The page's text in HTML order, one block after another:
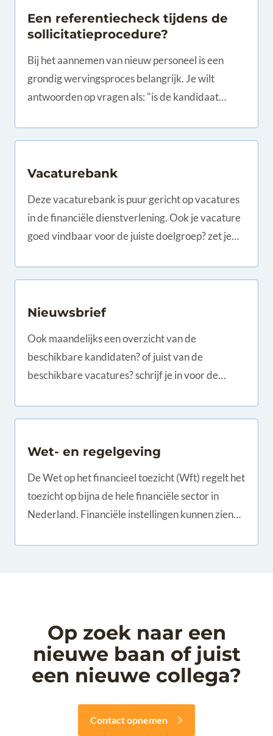
Een referentiecheck tijdens de
sollicitatieprocedure?
Bij het aannemen van nieuw personeel is een
grondig wervingsproces belangrijk. Je wilt
antwoorden op vragen als: "is de kandidaat
Vacaturebank
Deze vacaturebank is puur gericht op vacatures
in de financiële dienstverlening. Ook je vacature
goed vindbaar voor de juiste doelgroep? zet je
Nieuwsbrief
Ook maandelijks een overzicht van de
beschikbare kandidaten? of juist van de
beschikbare vacatures? schrijf je in voor de
Wet- en regelgeving
De Wet op het financieel toezicht (Wft) regelt het
toezicht op bijna de hele financiële sector in
Nederland. Financiële instellingen kunnen zien
Op zoek naar een
nieuwe baan of juist
een nieuwe collega?
Contact opnemen